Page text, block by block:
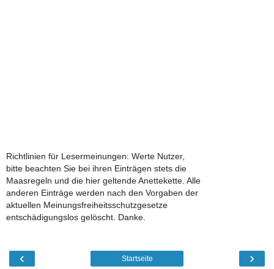
Richtlinien für Lesermeinungen: Werte Nutzer,
bitte beachten Sie bei ihren Einträgen stets die
Maasregeln und die hier geltende Anettekette. Alle
anderen Einträge werden nach den Vorgaben der
aktuellen Meinungsfreiheitsschutzgesetze
entschädigungslos gelöscht. Danke.
‹ ›
Startseite